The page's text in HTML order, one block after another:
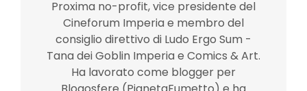
Proxima no-profit, vice presidente del
Cineforum Imperia e membro del
consiglio direttivo di Ludo Ergo Sum -
Tana dei Goblin Imperia e Comics & Art.
Ha lavorato come blogger per